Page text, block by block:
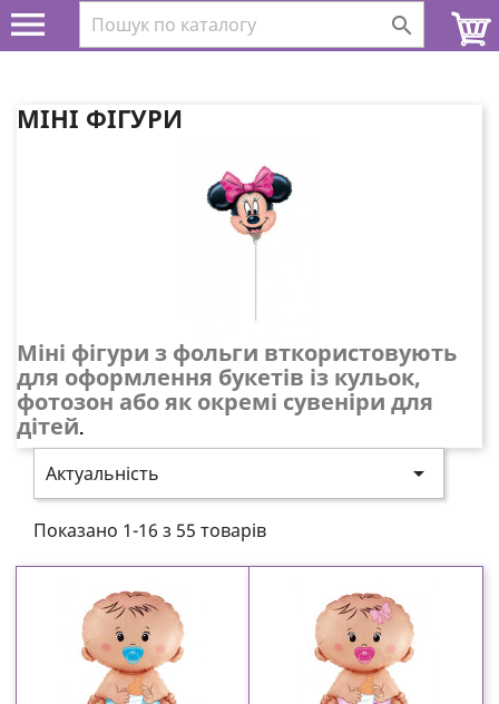
 
МІНІ ФІГУРИ
Міні фігури з фольги вткористовують
для оформлення букетів із кульок,
фотозон або як окремі сувеніри для
дітей.
Актуальність 
Показано 1-16 з 55 товарів